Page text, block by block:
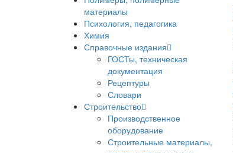
материалы
Психология, педагогика
Химия
Справочные издания
ГОСТы, техническая
документация
Рецептуры
Словари
Строительство
Производственное
оборудование
Строительные материалы,